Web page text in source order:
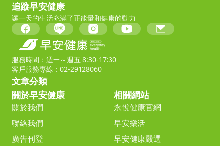
追蹤早安健康
讓一天的生活充滿了正能量和健康的動力
服務時間：週一～週五 8:30-17:30
客戶服務專線：02-29128060
文章分類
關於早安健康
關於我們
聯絡我們
廣告刊登
相關網站
永悅健康官網
早安樂活
早安健康嚴選